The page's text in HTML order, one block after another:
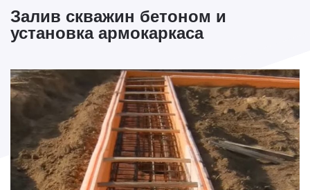
Залив скважин бетоном и
установка армокаркаса